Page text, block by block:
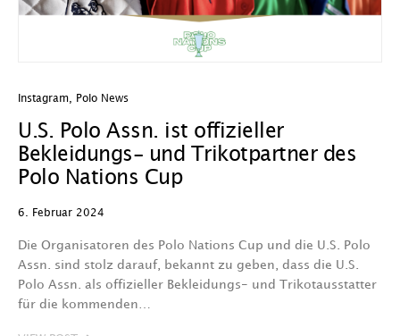
Instagram Polo News
U.S. Polo Assn. ist offizieller
Bekleidungs- und Trikotpartner des
Polo Nations Cup
6. Februar 2024
Die Organisatoren des Polo Nations Cup und die U.S. Polo
Assn. sind stolz darauf, bekannt zu geben, dass die U.S.
Polo Assn. als offizieller Bekleidungs- und Trikotausstatter
für die kommenden…